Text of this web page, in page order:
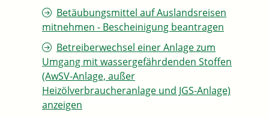
Betäubungsmittel auf Auslandsreisen
mitnehmen - Bescheinigung beantragen
Betreiberwechsel einer Anlage zum
Umgang mit wassergefährdenden Stoffen
(AwSV-Anlage, außer
Heizölverbraucheranlage und JGS-Anlage)
anzeigen